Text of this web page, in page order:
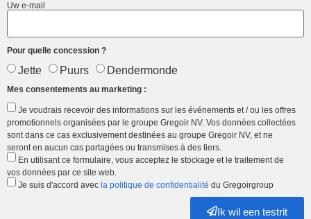
Uw e-mail
Pour quelle concession ?
Jette Puurs Dendermonde
Mes consentements au marketing :
Je voudrais recevoir des informations sur les événements et / ou les offres
promotionnels organisées par le groupe Gregoir NV. Vos données collectées
sont dans ce cas exclusivement destinées au groupe Gregoir NV, et ne
seront en aucun cas partagées ou transmises à des tiers.
En utilisant ce formulaire, vous acceptez le stockage et le traitement de
vos données par ce site web.
Je suis d'accord avec la politique de confidentialité du Gregoirgroup
Ik wil een testrit